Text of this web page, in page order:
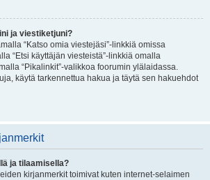
ja viestiketjuni?
“Katso omia viestejäsi”-linkkiä omissa
“Etsi käyttäjän viesteistä”-linkkiä omalla
“Pikalinkit”-valikkoa foorumin ylälaidassa.
käytä tarkennettua hakua ja täytä sen hakuehdot
ja tilaamisella?
kirjanmerkit toimivat kuten internet-selaimen